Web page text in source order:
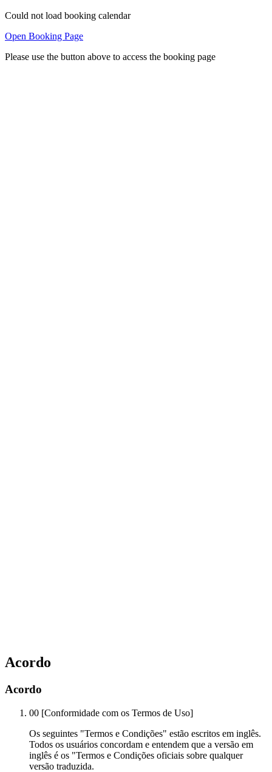
Could not load booking calendar
Open Booking Page
Please use the button above to access the booking page
Acordo
Acordo
00 [Conformidade com os Termos de Uso]
Os seguintes "Termos e Condições" estão escritos em inglês.
Todos os usuários concordam e entendem que a versão em
inglês é os "Termos e Condições oficiais sobre qualquer
versão traduzida.